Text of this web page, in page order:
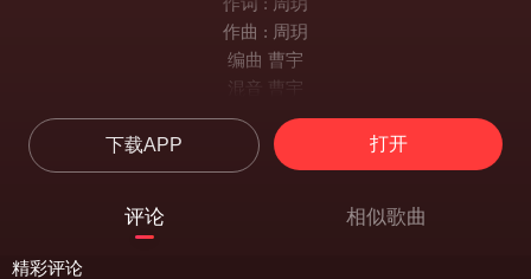
作曲 : 周玥
编曲 曹宇
混音 曹宇
那时候用着诺基亚
外卖也送不到家
叶落下 青苔滑
下载APP 打开
评论 相似歌曲
精彩评论